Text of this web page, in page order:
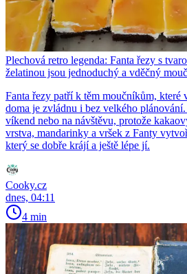
Plechová retro legenda: Fanta řezy s
želatinou jsou jednoduchý a vděčný
Fanta řezy patří k těm moučníkům, které
doma je zvládnu i bez velkého
víkend nebo na návštěvu, protože
vrstva, mandarinky a vršek z Fanty
který se dobře krájí a ještě lépe jí.
Cooky.cz
dnes, 04:11
4 min